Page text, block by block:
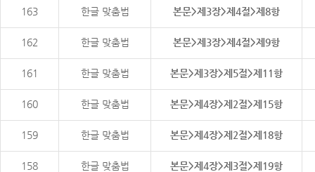
163 한글 맞춤법 본문>제3장>제4절>제8항
162 한글 맞춤법 본문>제3장>제4절>제9항
161 한글 맞춤법 본문>제3장>제5절>제11항
160 한글 맞춤법 본문>제4장>제2절>제15항
159 한글 맞춤법 본문>제4장>제2절>제18항
158 한글 맞춤법 본문>제4장>제3절>제19항